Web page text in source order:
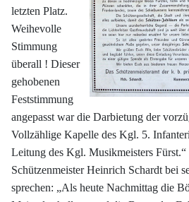
letzten Platz.
Weihevolle
Stimmung
überall ! Dieser
gehobenen
Feststimmung
angepasst war die Darbietung der
Vollzählige Kapelle des Kgl. 5.
Leitung des Kgl. Musikmeisters Fürst.“
Schützenmeister Heinrich Schardt bei
sprechen: „Als heute Nachmittag die